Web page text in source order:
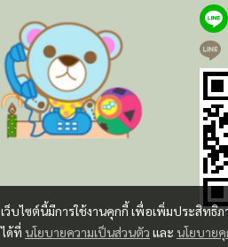
เว็บไซต์นี้มีการใช้งานคุกกี้ เพื่อเพิ่มประสิทธิ
ได้ที่ นโยบายความเป็นส่วนตัว และ นโยบาย